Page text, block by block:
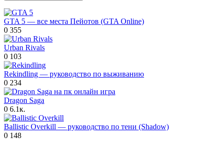
GTA 5 — все места Пейотов (GTA Online)
0 355
Urban Rivals
0 103
Rekindling — руководство по выживанию
0 234
Dragon Saga
0 6.1к.
Ballistic Overkill — руководство по тени (Shadow)
0 148